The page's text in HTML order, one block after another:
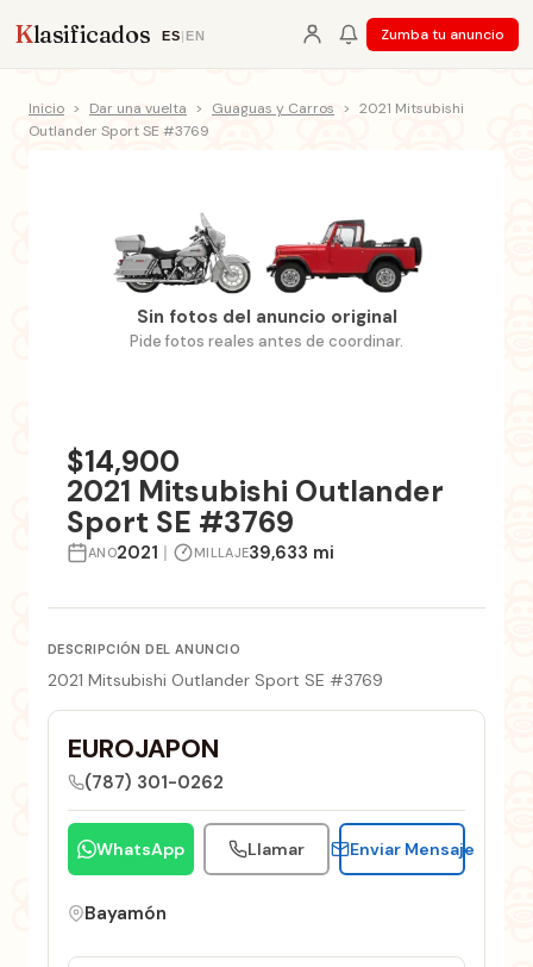
Klasificados ES| EN Zumba tu anuncio
Inicio > Dar una vuelta > Guaguas y Carros > 2021 Mitsubishi
Outlander Sport SE #3769
Sin fotos del anuncio original
Pide fotos reales antes de coordinar.
$14,900
2021 Mitsubishi Outlander
Sport SE #3769
ANO2021 | MILLAJE39,633 mi
DESCRIPCIÓN DEL ANUNCIO
2021 Mitsubishi Outlander Sport SE #3769
EUROJAPON
(787) 301-0262
WhatsApp Llamar Enviar Mensaje
Bayamón